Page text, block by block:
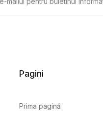
Pagini
Prima pagină